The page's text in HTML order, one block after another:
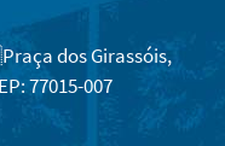
dos Girassóis,
77015-007